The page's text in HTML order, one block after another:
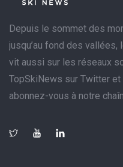
Depuis le sommet des
jusqu’au fond des vallées,
vit aussi sur les réseaux
TopSkiNews sur Twitter
abonnez-vous à notre